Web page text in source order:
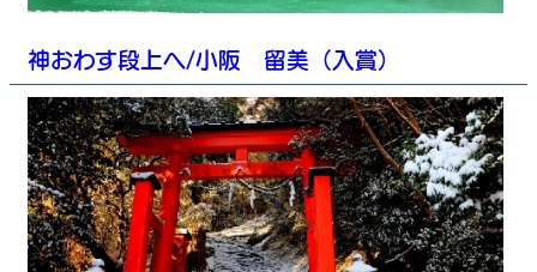
神おわす段上へ/小阪 留美（入賞）